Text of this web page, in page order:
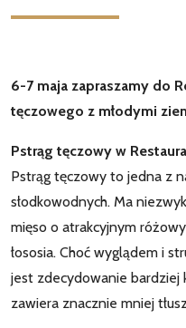
6-7 maja zapraszamy do
tęczowego z młodymi
Pstrąg tęczowy w
Pstrąg tęczowy to jedna z
słodkowodnych. Ma
mięso o atrakcyjnym
łososia. Choć wyglądem i
jest zdecydowanie bardziej
zawiera znacznie mniej